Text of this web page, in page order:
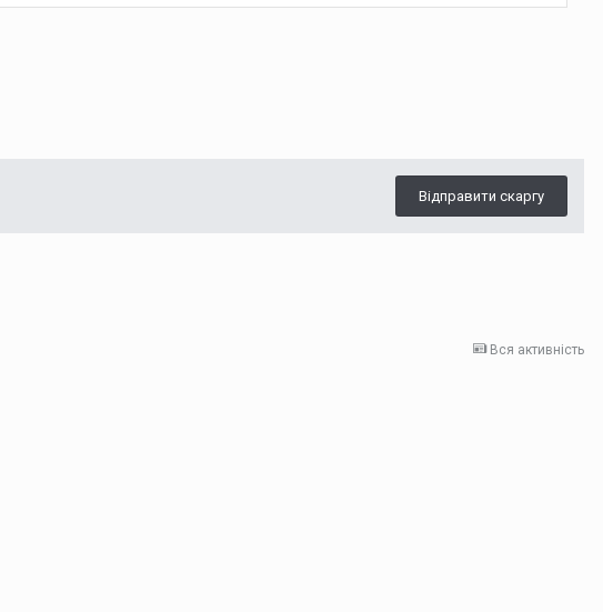
Відправити скаргу
Вся активність